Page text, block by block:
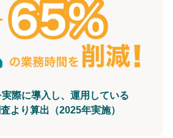
際に導入し、運用している
より算出（2025年実施）